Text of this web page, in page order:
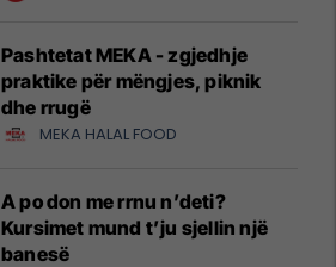
Pashtetat MEKA - zgjedhje
praktike për mëngjes, piknik
dhe rrugë
MEKA HALAL FOOD
A po don me rrnu n’deti?
Kursimet mund t’ju sjellin një
banesë